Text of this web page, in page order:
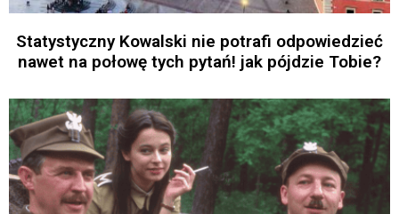
Statystyczny Kowalski nie potrafi odpowiedzieć
nawet na połowę tych pytań! jak pójdzie Tobie?